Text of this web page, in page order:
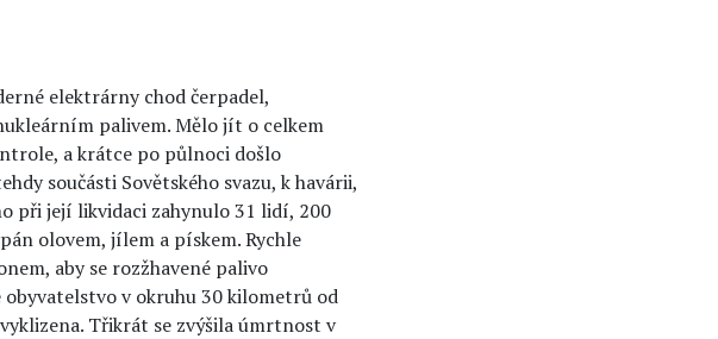
elektrárny chod čerpadel,
palivem. Mělo jít o celkem
a krátce po půlnoci došlo
součásti Sovětského svazu, k havárii,
při její likvidaci zahynulo 31 lidí, 200
olovem, jílem a pískem. Rychle
aby se rozžhavené palivo
obyvatelstvo v okruhu 30 kilometrů od
Třikrát se zvýšila úmrtnost v